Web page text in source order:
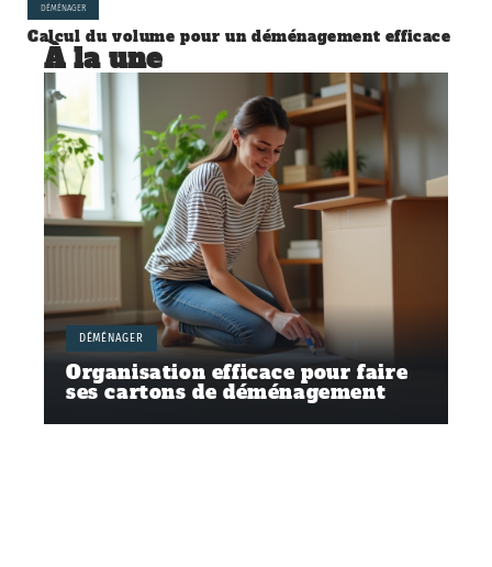
DÉMÉNAGER
Calcul du volume pour un déménagement efficace
À la une
DÉMÉNAGER
Organisation efficace pour faire
ses cartons de déménagement